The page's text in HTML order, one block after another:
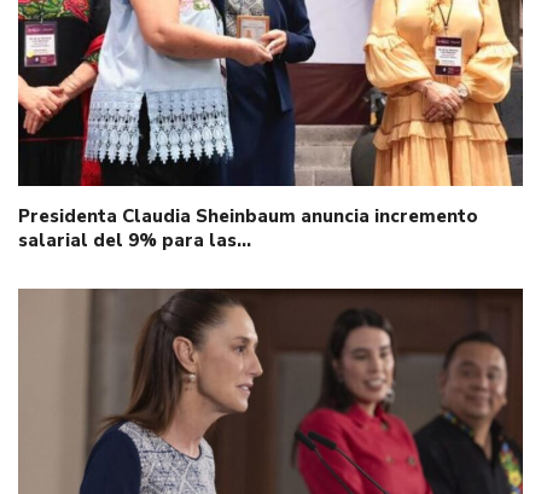
Presidenta Claudia Sheinbaum anuncia incremento
salarial del 9% para las…